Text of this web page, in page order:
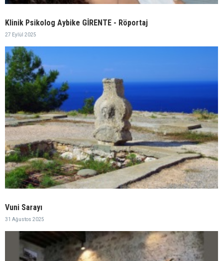
Klinik Psikolog Aybike GİRENTE - Röportaj
27 Eylül 2025
Vuni Sarayı
31 Ağustos 2025